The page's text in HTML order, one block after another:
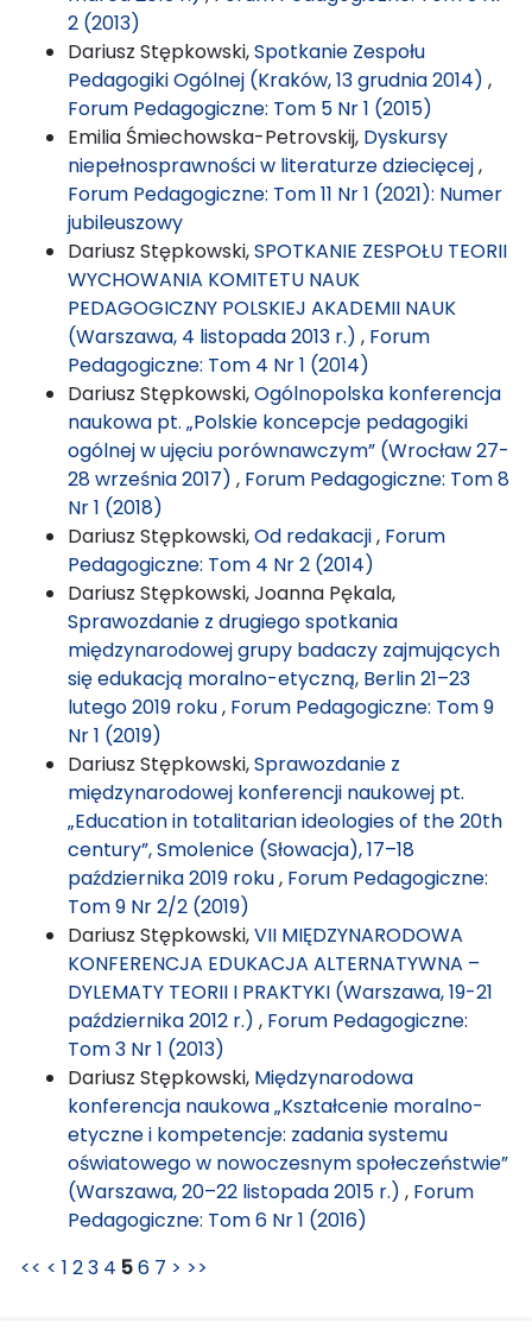
2 (2013)
Dariusz Stępkowski,Spotkanie Zespołu
Pedagogiki Ogólnej (Kraków, 13 grudnia 2014) ,
Forum Pedagogiczne: Tom 5 Nr 1 (2015)
Emilia Śmiechowska-Petrovskij, Dyskursy
niepełnosprawności w literaturze dziecięcej,
Forum Pedagogiczne: Tom 11 Nr 1 (2021): Numer
jubileuszowy
Dariusz Stępkowski,SPOTKANIE ZESPOŁU TEORII
WYCHOWANIA KOMITETU NAUK
PEDAGOGICZNY POLSKIEJ AKADEMII NAUK
(Warszawa, 4 listopada 2013 r.) , Forum
Pedagogiczne: Tom 4 Nr 1 (2014)
Dariusz Stępkowski,Ogólnopolska konferencja
naukowa pt. „Polskie koncepcje pedagogiki
ogólnej w ujęciu porównawczym” (Wrocław 27-
28 września 2017) , Forum Pedagogiczne: Tom 8
Nr 1 (2018)
Dariusz Stępkowski,Od redakacji, Forum
Pedagogiczne: Tom 4 Nr 2 (2014)
Dariusz Stępkowski, Joanna Pękala,
Sprawozdanie z drugiego spotkania
międzynarodowej grupy badaczy zajmujących
się edukacją moralno-etyczną, Berlin 21–23
lutego 2019 roku, Forum Pedagogiczne: Tom 9
Nr 1 (2019)
Dariusz Stępkowski,Sprawozdanie z
międzynarodowej konferencji naukowej pt.
„Education in totalitarian ideologies of the 20th
century”, Smolenice (Słowacja), 17–18
października 2019 roku, Forum Pedagogiczne:
Tom 9 Nr 2/2 (2019)
Dariusz Stępkowski,VII MIĘDZYNARODOWA
KONFERENCJA EDUKACJA ALTERNATYWNA –
DYLEMATY TEORII I PRAKTYKI (Warszawa, 19-21
października 2012 r.) , Forum Pedagogiczne:
Tom 3 Nr 1 (2013)
Dariusz Stępkowski, Międzynarodowa
konferencja naukowa „Kształcenie moralno-
etyczne i kompetencje: zadania systemu
oświatowego w nowoczesnym społeczeństwie”
(Warszawa, 20–22 listopada 2015 r.) , Forum
Pedagogiczne: Tom 6 Nr 1 (2016)
<< < 1 23 4 56 7 > >>